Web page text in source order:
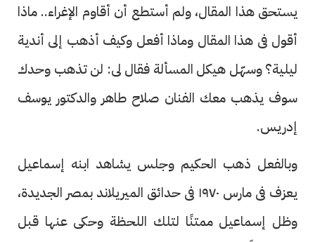
يستحق هذا المقال، ولم أستطع أن أقاوم الإغراء.. ماذا
أقول فى هذا المقال وماذا أفعل وكيف أذهب إلى أندية
ليلية؟ وسهّل هيكل المسألة فقال لى: لن تذهب وحدك
سوف يذهب معك الفنان صلاح طاهر والدكتور يوسف
إدريس.
وبالفعل ذهب الحكيم وجلس يشاهد ابنه إسماعيل
يعزف فى مارس ١٩٧٠ فى حدائق الميريلاند بمصر الجديدة،
وظل إسماعيل ممتنًا لتلك اللحظة وحكى عنها قبل